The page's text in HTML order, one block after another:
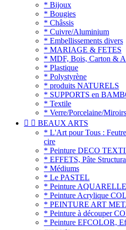
* Bijoux
* Bougies
* Châssis
* Cuivre/Aluminium
* Embellissements divers
* MARIAGE & FETES
* MDF, Bois, Carton &
* Plastique
* Polystyrène
* produits NATURELS
* SUPPORTS en
* Textile
* Verre/Porcelaine/Miroirs
  BEAUX ARTS
* L'Art pour Tous :
cire
* Peinture DECO
* EFFETS, Pâte
* Médiums
* Le PASTEL
* Peinture AQUARELLE
* Peinture Acrylique
* PEINTURE ART
* Peinture à découper
* Peinture EFCOLOR,